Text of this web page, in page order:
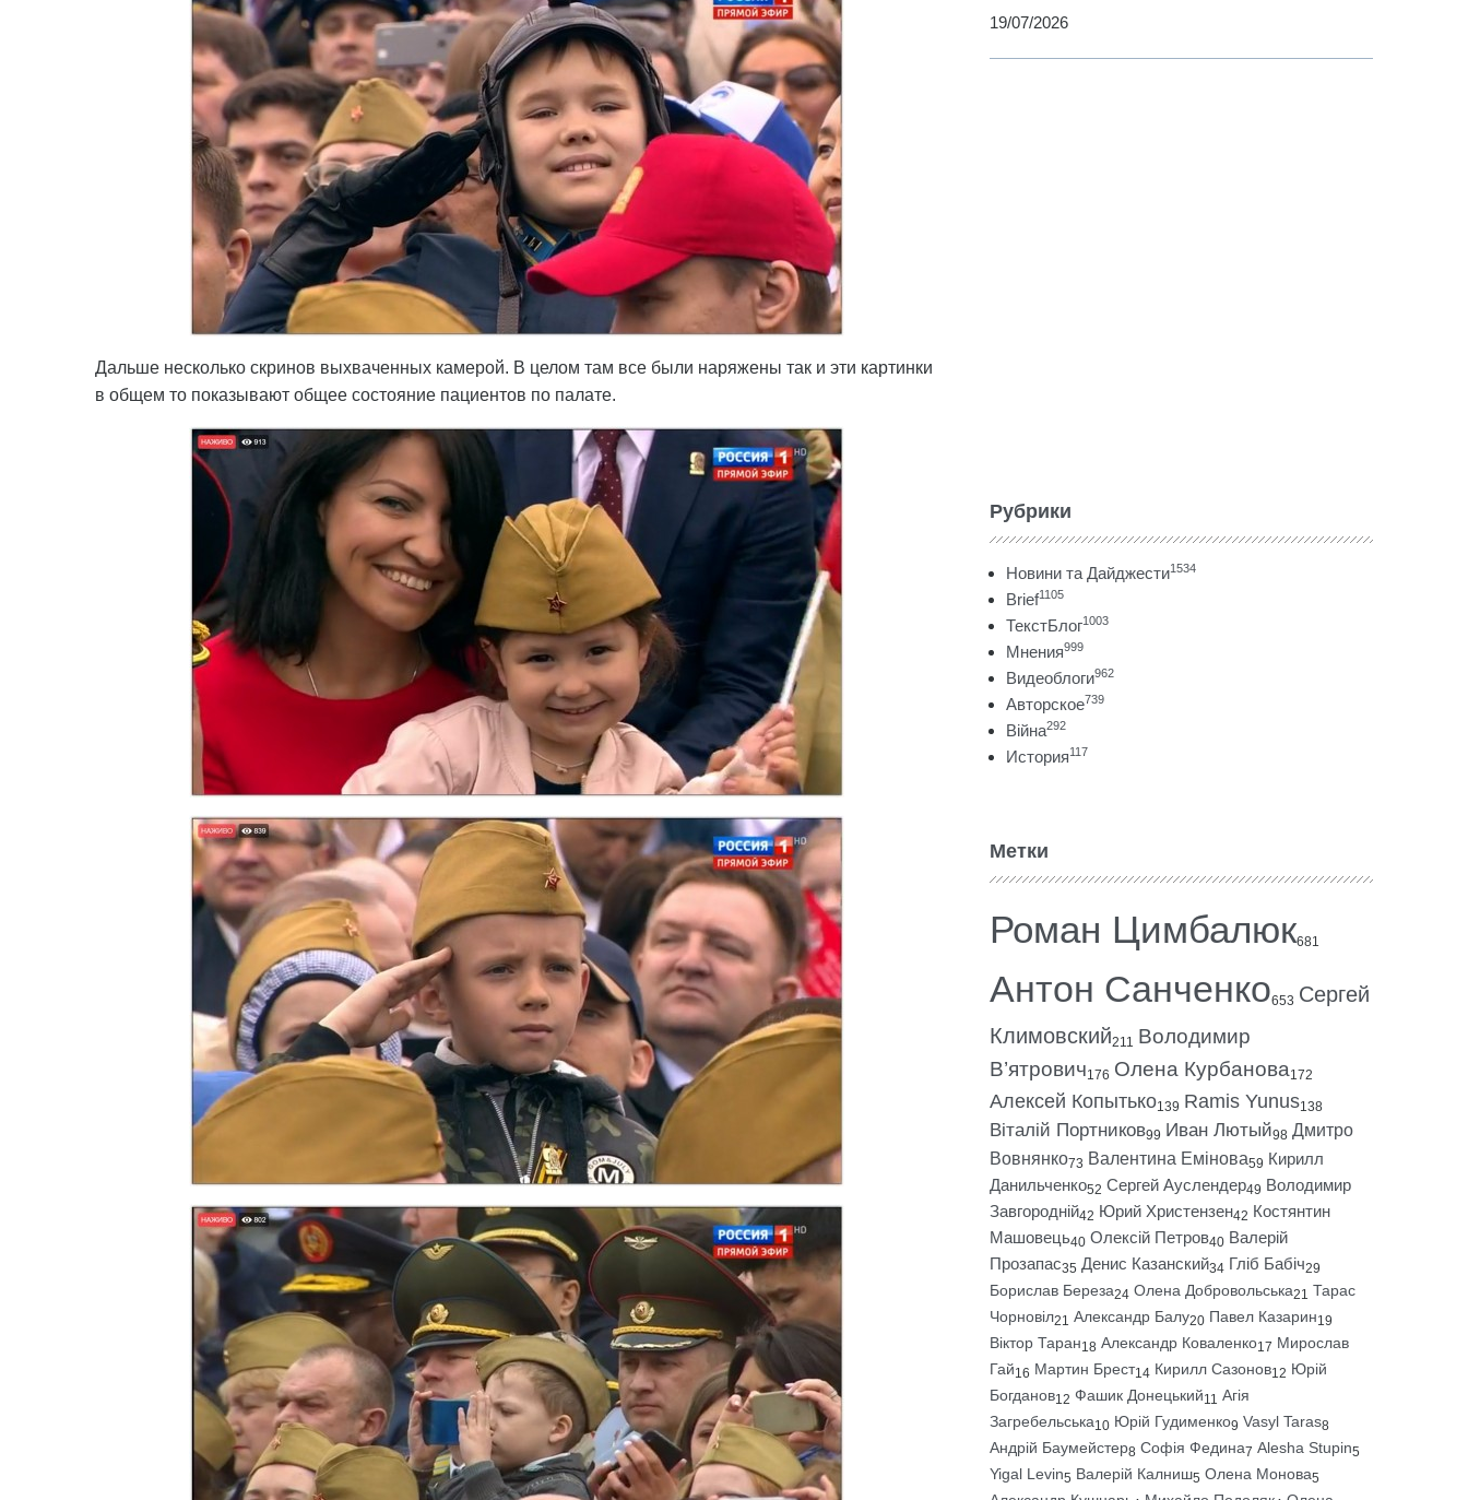
Дальше несколько скринов выхваченных камерой. В целом там все были наряжены так и эти картинки
в общем то показывают общее состояние пациентов по палате.
19/07/2026
Рубрики
Новини та Дайджести1534
Brief1105
ТекстБлог1003
Мнения999
Видеоблоги962
Авторское739
Війна292
История117
Метки
Роман Цимбалюк681
Антон Санченко653 Сергей
Климовский211 Володимир
В’ятрович176 Олена Курбанова172
Алексей Копытько139 Ramis Yunus138
Віталій Портников99 Иван Лютый98 Дмитро
Вовнянко73 Валентина Емінова59 Кирилл
Данильченко52 Сергей Ауслендер49 Володимир
Завгородній42 Юрий Христензен42 Костянтин
Машовець40 Олексій Петров40 Валерій
Прозапас35 Денис Казанский34 Гліб Бабіч29
Борислав Береза24 Олена Добровольська21 Тарас
Чорновіл21 Александр Балу20 Павел Казарин19
Віктор Таран18 Александр Коваленко17 Мирослав
Гай16 Мартин Брест14 Кирилл Сазонов12 Юрій
Богданов12 Фашик Донецький11 Агія
Загребельська10 Юрій Гудименко9 Vasyl Taras8
Андрій Баумейстер8 Софія Федина7 Alesha Stupin5
Yigal Levin5 Валерій Калниш5 Олена Монова5